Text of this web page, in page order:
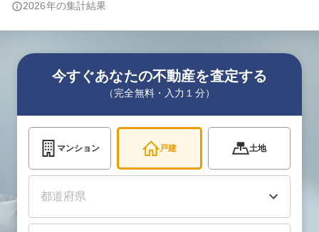
2026年の集計結果
今すぐあなたの不動産を査定する
（完全無料・入力１分）
マンション 戸建 土地